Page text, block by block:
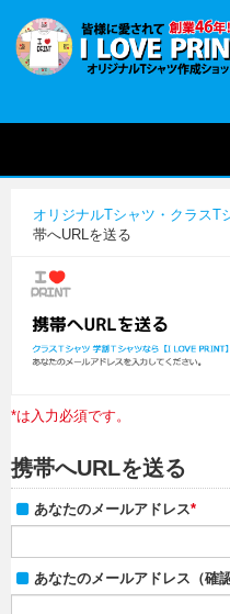
実績紹介
よくある質問
ご注文について
お問い合わせ
初めての方へ
オリジナルTシャツ・クラスT
帯へURLを送る
*は入力必須です。
携帯へURLを送る
あなたのメールアドレス*
あなたのメールアドレス（確認